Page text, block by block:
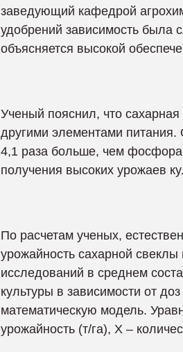
заведующий кафедрой
удобрений зависимость была
объясняется высокой
Ученый пояснил, что
другими элементами питания.
4,1 раза больше, чем
получения высоких урожаев
По расчетам ученых,
урожайность сахарной
исследований в среднем
культуры в зависимости от
математическую модель.
урожайность (т/га), Х –